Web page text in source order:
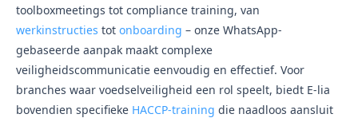
toolboxmeetings tot compliance training, van
werkinstructies tot onboarding – onze WhatsApp-
gebaseerde aanpak maakt complexe
veiligheidscommunicatie eenvoudig en effectief. Voor
branches waar voedselveiligheid een rol speelt, biedt E-lia
bovendien specifieke HACCP-training die naadloos aansluit